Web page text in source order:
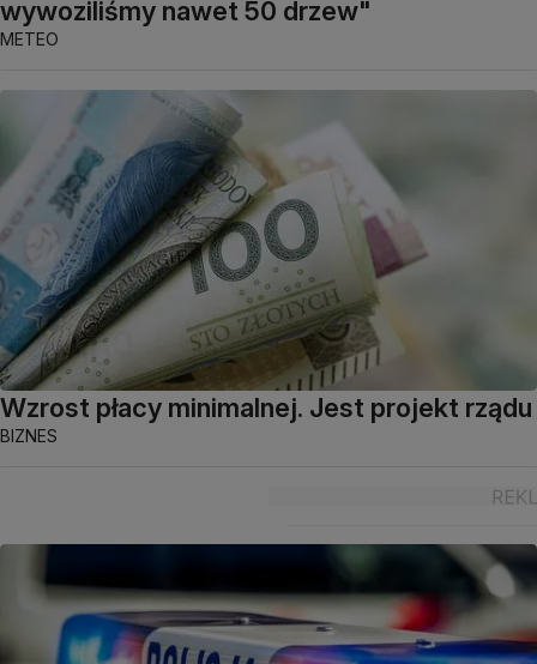
wywoziliśmy nawet 50 drzew"
METEO
Wzrost płacy minimalnej. Jest projekt rządu
BIZNES